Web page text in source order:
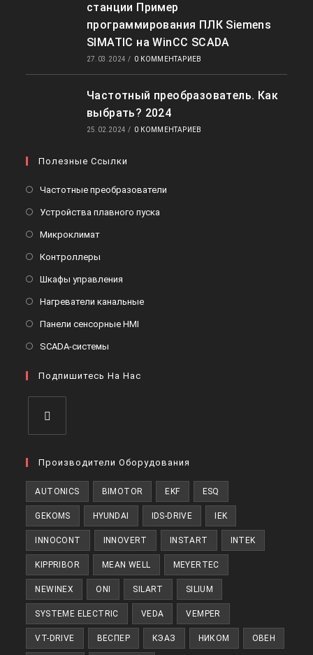
станции Пример
программирования ПЛК Siemens
SIMATIC на WinCC SCADA
27.03.2024 / 0 КОММЕНТАРИЕВ
Частотный преобразователь. Как
выбрать? 2024
25.02.2024 / 0 КОММЕНТАРИЕВ
Полезные Ссылки
Частотные преобразователи
Устройства плавного пуска
МикроклиматОткроется
вкладке
Контроллеры
вкладке
Шкафы управления
вкладке
Нагреватели канальныеОткроется
Панели сенсорные HMI
вкладке
SCADA-системы
новой
Подпишитесь На Нас
в
вкладке
Производители Оборудования
AUTONICS BIMOTOR EKF ESQ
GEKOMS HYUNDAI IDS-DRIVE IEK
INNOCONT INNOVERT INSTART INTEK
KIPPRIBOR MEAN WELL MEYERTEC
NEWINEX ONI SILART SILIUM
SYSTEME ELECTRIC VEDA VEMPER
VT-DRIVE ВЕСПЕР КЭАЗ НИКОМ ОВЕН